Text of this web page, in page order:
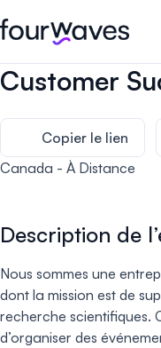
Site web
d'événement
adapté aux
soumissions de
Programme
Construisez et
facilement le
votre événement.
Blogue
Notre histoire
Contactez-
Récits de
Témoignages ❤️
Customer
Copier le lien
Canada - À Distance
Description de
Nous sommes une
dont la mission est de
recherche scientifiques.
d’organiser des